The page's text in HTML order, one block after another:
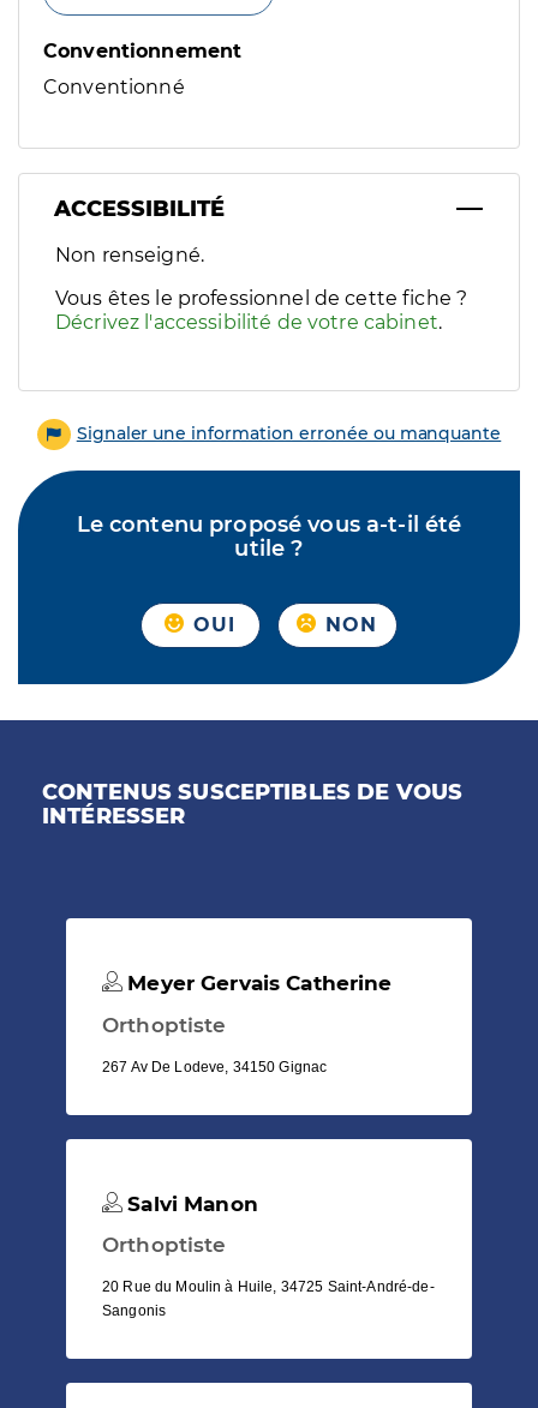
Conventionnement
Conventionné
ACCESSIBILITÉ
Filtres
Sélectionnez un ou plusieurs handicaps/besoins
Non renseigné.
Vous êtes le professionnel de cette fiche ?
Décrivez l'accessibilité de votre cabinet.
Signaler une information erronée ou manquante
Le contenu proposé vous a-t-il été
utile ?
OUI NON
CONTENUS SUSCEPTIBLES DE VOUS
INTÉRESSER
Meyer Gervais Catherine
Orthoptiste
267 Av De Lodeve, 34150 Gignac
Salvi Manon
Orthoptiste
20 Rue du Moulin à Huile, 34725 Saint-André-de-
Sangonis